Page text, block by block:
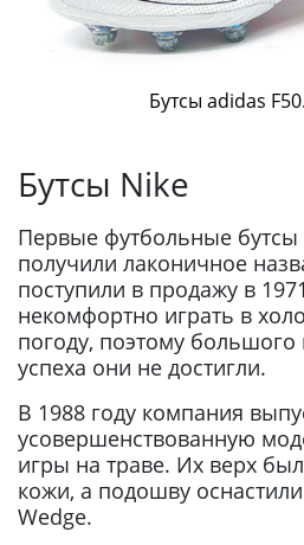
Бутсы adidas
Бутсы Nike
Первые футбольные бутсы
получили лаконичное
поступили в продажу в
некомфортно играть в
погоду, поэтому
успеха они не достигли.
В 1988 году компания
усовершенствованную
игры на траве. Их верх
кожи, а подошву
Wedge.